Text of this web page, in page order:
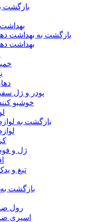
بازگشت
بازگشت به بهداشت
بهداشت
پودر و ژل
خوشبو
بازگشت به
ژل و
تیغ و
بازگشت
رول
اسپری